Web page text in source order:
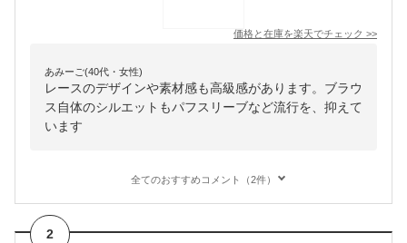
価格と在庫を楽天でチェック >>
あみーご(40代・女性)
レースのデザインや素材感も高級感があります。ブラウ
ス自体のシルエットもパフスリーブなど流行を、抑えて
います
全てのおすすめコメント（2件）
2